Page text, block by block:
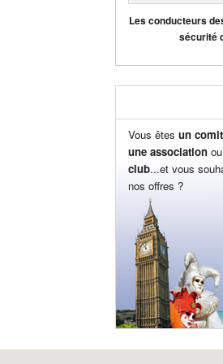
Les conducteurs
sécurité
Vous êtes un
une association
club...et vous
nos offres ?